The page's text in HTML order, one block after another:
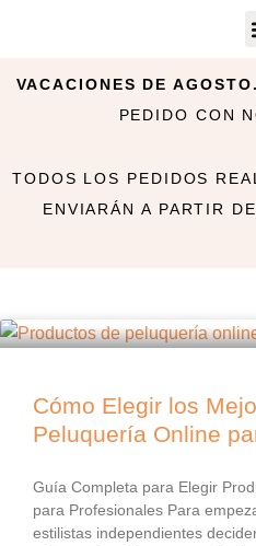
VACACIONES DE
PEDIDO CON
TODOS LOS PEDIDOS
ENVIARÁN A PARTIR
Cómo Elegir los
Peluquería Online
Guía Completa para Elegir
para Profesionales Para
estilistas independientes